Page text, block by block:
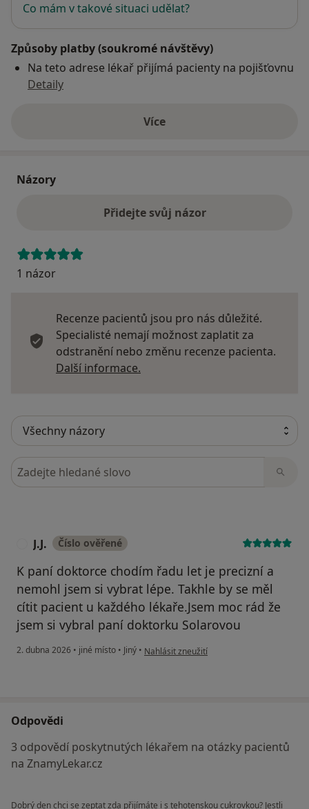
Co mám v takové situaci udělat?
Způsoby platby (soukromé návštěvy)
Na teto adrese lékař přijímá pacienty na pojišťovnu
Detaily
Víceo adrese
Názory
Přidejte svůj názor
1 názor
Recenze pacientů jsou pro nás důležité.
Specialisté nemají možnost zaplatit za
odstranění nebo změnu recenze pacienta.
Další informace.
Hledejte v názorech
J.J. Číslo ověřené
K paní doktorce chodím řadu let je precizní a
nemohl jsem si vybrat lépe. Takhle by se měl
cítit pacient u každého lékaře.Jsem moc rád že
jsem si vybral paní doktorku Solarovou
2. dubna 2026 • jiné místo • Jiný • podle názoru uživatele J.J.
Nahlásit zneužití
Odpovědi
3 odpovědí poskytnutých lékařem na otázky pacientů
na ZnamyLekar.cz
Dobrý den chci se zeptat zda přijímáte i s tehotenskou cukrovkou? Jestli